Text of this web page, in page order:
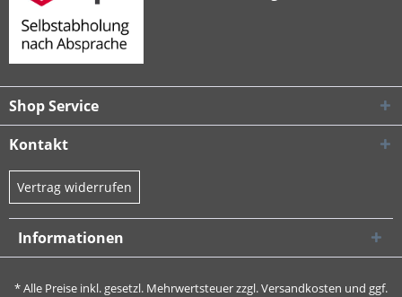
Shop Service
Kontakt
Vertrag widerrufen
Informationen
* Alle Preise inkl. gesetzl. Mehrwertsteuer zzgl.Versandkosten und ggf.